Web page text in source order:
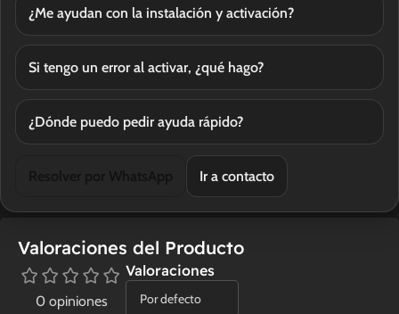
¿Me ayudan con la instalación y activación?
Si tengo un error al activar, ¿qué hago?
¿Dónde puedo pedir ayuda rápido?
Ir a contacto
Valoraciones del Producto
0 opiniones
Valoraciones